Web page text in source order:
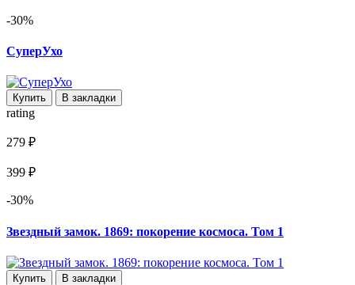
-30%
СуперУхо
Купить В закладки
rating
279 ₽
399 ₽
-30%
Звездный замок. 1869: покорение космоса. Том 1
Купить В закладки